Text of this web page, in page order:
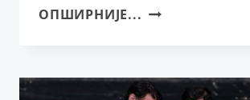
ОПШИРНИЈЕ... ПРЕДСТАВА
ИЗВЕДЕНА